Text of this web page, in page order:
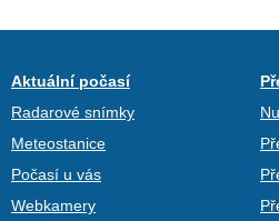
Aktuální počasí
Radarové snímky
Meteostanice
Počasí u vás
Webkamery